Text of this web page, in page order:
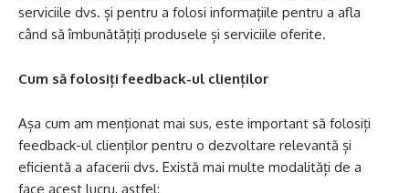
serviciile dvs. și pentru a folosi informațiile pentru a afla
când să îmbunătățiți produsele și serviciile oferite.
Cum să folosiți feedback-ul clienților
Așa cum am menționat mai sus, este important să folosiți
feedback-ul clienților pentru o dezvoltare relevantă și
eficientă a afacerii dvs. Există mai multe modalități de a
face acest lucru, astfel: